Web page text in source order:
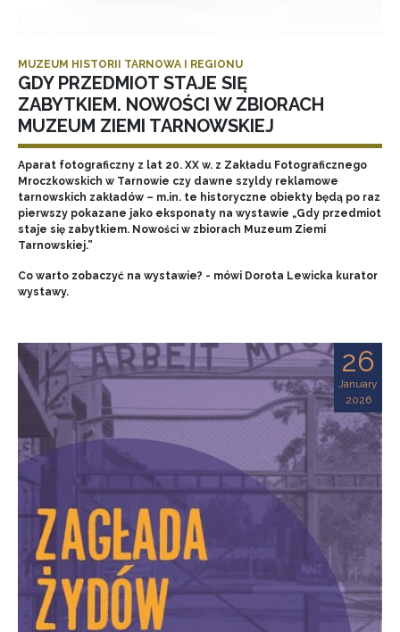
MUZEUM HISTORII TARNOWA I REGIONU
GDY PRZEDMIOT STAJE SIĘ
ZABYTKIEM. NOWOŚCI W ZBIORACH
MUZEUM ZIEMI TARNOWSKIEJ
Aparat fotograficzny z lat 20. XX w. z Zakładu Fotograficznego
Mroczkowskich w Tarnowie czy dawne szyldy reklamowe
tarnowskich zakładów – m.in. te historyczne obiekty będą po raz
pierwszy pokazane jako eksponaty na wystawie „Gdy przedmiot
staje się zabytkiem. Nowości w zbiorach Muzeum Ziemi
Tarnowskiej.”
Co warto zobaczyć na wystawie? - mówi Dorota Lewicka kurator
wystawy.
26
January
2026